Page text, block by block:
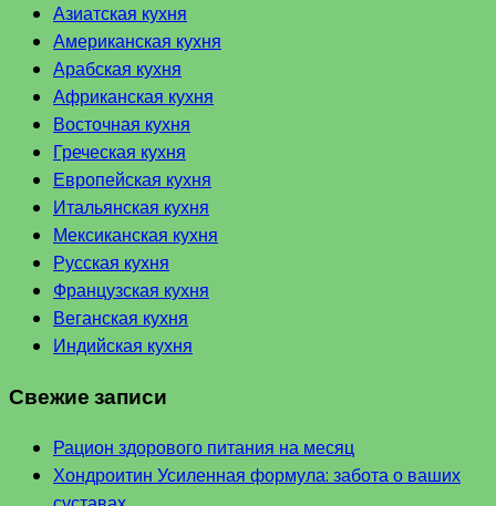
Азиатская кухня
Американская кухня
Арабская кухня
Африканская кухня
Восточная кухня
Греческая кухня
Европейская кухня
Итальянская кухня
Мексиканская кухня
Русская кухня
Французская кухня
Веганская кухня
Индийская кухня
Свежие записи
Рацион здорового питания на месяц
Хондроитин Усиленная формула: забота о ваших